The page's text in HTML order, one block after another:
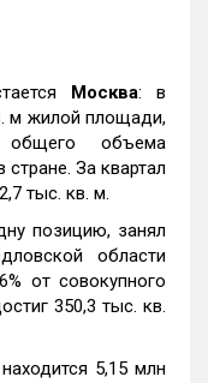
Москва: в
м жилой площади,
объема
стране. За квартал
тыс. кв. м.
позицию, занял
области
от совокупного
350,3 тыс. кв.
5,15 млн